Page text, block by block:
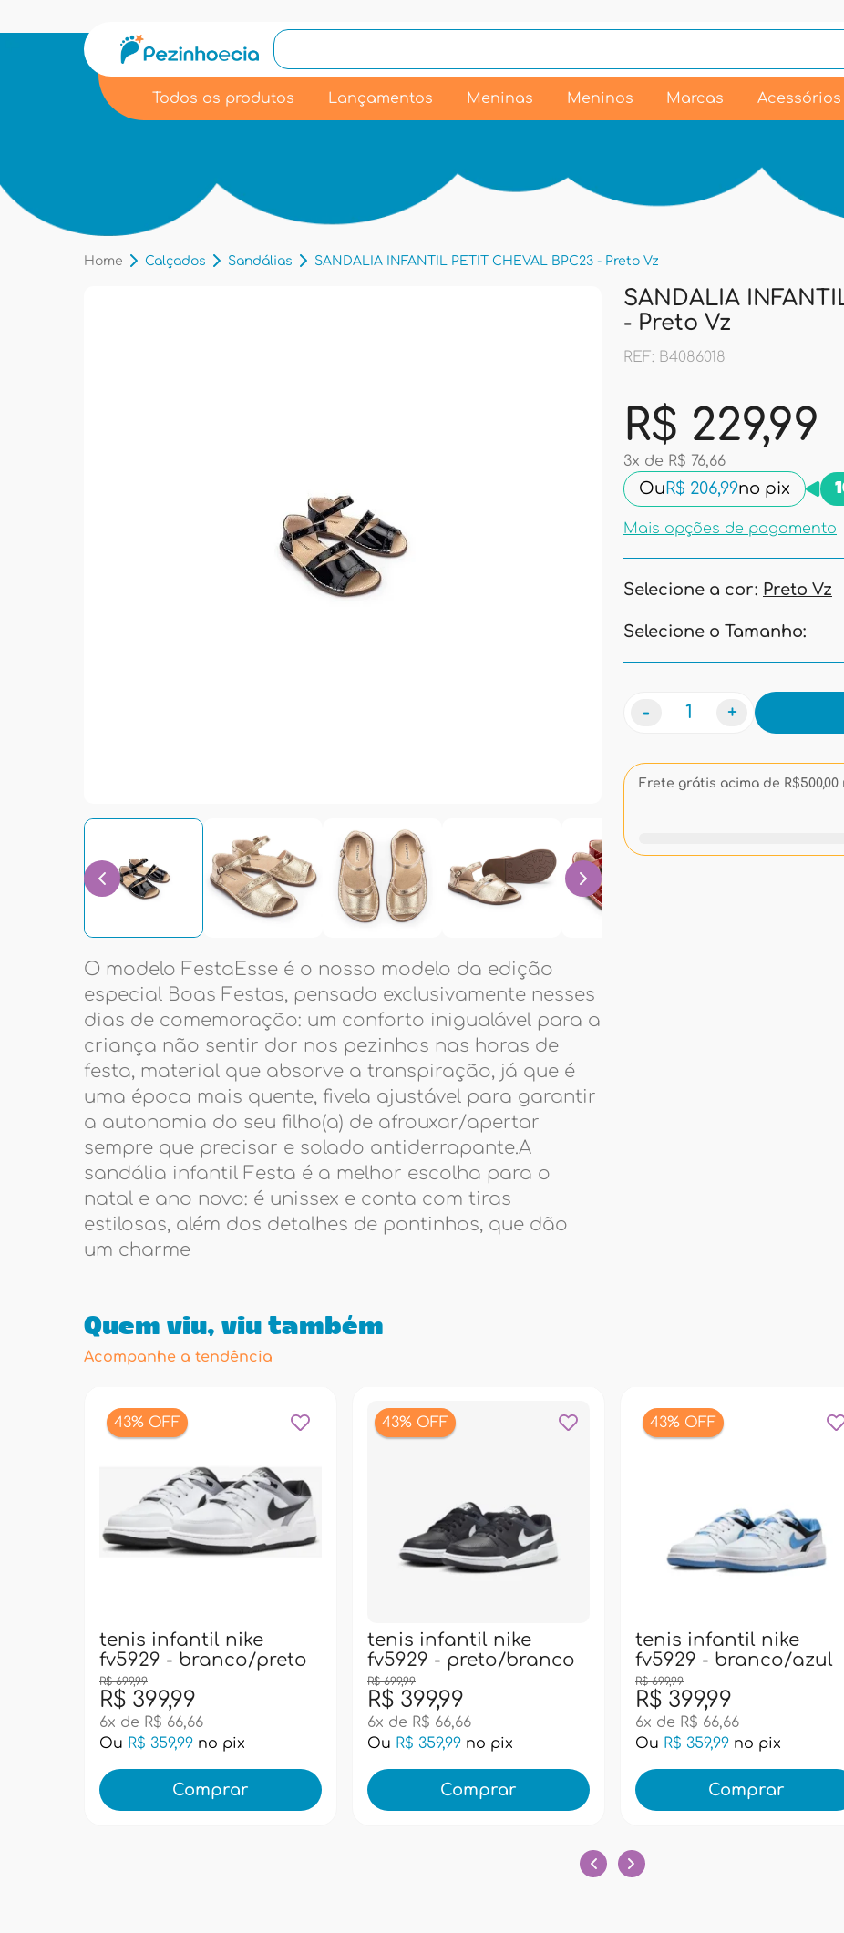
Todos os produtos Lançamentos Meninas Meninos Marcas Acessórios
Home Calçados Sandálias SANDALIA INFANTIL PETIT CHEVAL BPC23 - Preto Vz
O modelo FestaEsse é o nosso modelo da edição
especial Boas Festas, pensado exclusivamente nesses
dias de comemoração: um conforto inigualável para a
criança não sentir dor nos pezinhos nas horas de
festa, material que absorve a transpiração, já que é
uma época mais quente, fivela ajustável para garantir
a autonomia do seu filho(a) de afrouxar/apertar
sempre que precisar e solado antiderrapante.A
sandália infantil Festa é a melhor escolha para o
natal e ano novo: é unissex e conta com tiras
estilosas, além dos detalhes de pontinhos, que dão
um charme
SANDALIA
- Preto Vz
REF: B4086018
R$ 229,99
3x de R$ 76,66
Ou R$ 206,99no pix
Mais opções de pagamento
Selecione a cor: Preto Vz
Selecione o Tamanho:
- +
Frete grátis acima de R$500,00
Quem viu, viu também
Acompanhe a tendência
43% OFF
tenis infantil nike
fv5929 - branco/preto
R$ 399,99
R$ 699,99
6x de R$ 66,66
Ou R$ 359,99 no pix
Comprar
43% OFF
tenis infantil nike
fv5929 - preto/branco
R$ 399,99
R$ 699,99
6x de R$ 66,66
Ou R$ 359,99 no pix
Comprar
43% OFF
tenis infantil nike
fv5929 - branco/azul
R$ 399,99
R$ 699,99
6x de R$ 66,66
Ou R$ 359,99 no pix
Comprar